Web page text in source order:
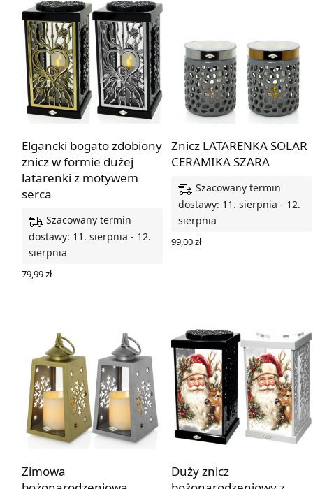
Elgancki bogato zdobiony
znicz w formie dużej
latarenki z motywem
serca
Szacowany termin
dostawy: 11. sierpnia - 12.
sierpnia
79,99zł
Znicz LATARENKA SOLAR
CERAMIKA SZARA
Szacowany termin
dostawy: 11. sierpnia - 12.
sierpnia
99,00zł
Zimowa
Duży znicz